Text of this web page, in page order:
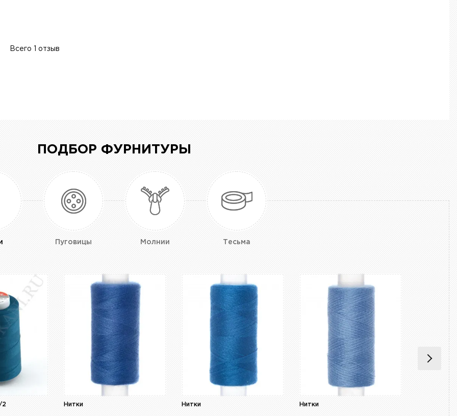
Всего 1 отзыв
ПОДБОР ФУРНИТУРЫ
Пуговицы Молнии Тесьма
2 Нитки Нитки Нитки